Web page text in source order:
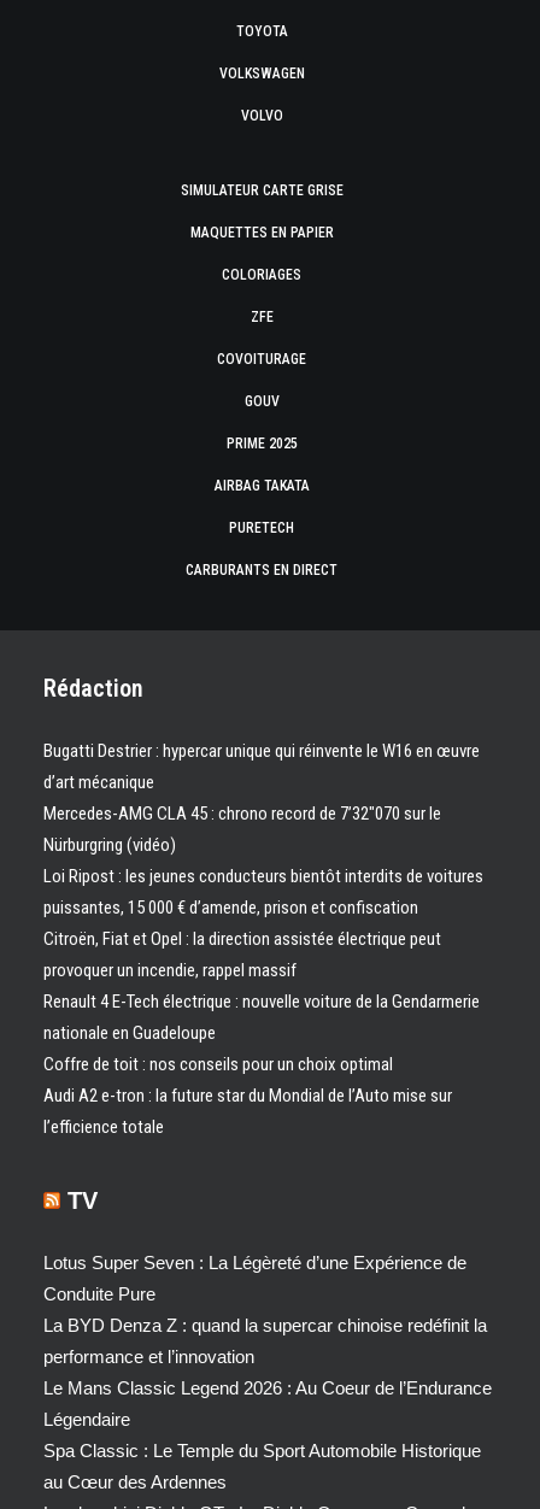
TOYOTA
VOLKSWAGEN
VOLVO
SIMULATEUR CARTE GRISE
MAQUETTES EN PAPIER
COLORIAGES
ZFE
COVOITURAGE
GOUV
PRIME 2025
AIRBAG TAKATA
PURETECH
CARBURANTS EN DIRECT
Rédaction
Bugatti Destrier : hypercar unique qui réinvente le W16 en œuvre
d’art mécanique
Mercedes-AMG CLA 45 : chrono record de 7’32″070 sur le
Nürburgring (vidéo)
Loi Ripost : les jeunes conducteurs bientôt interdits de voitures
puissantes, 15 000 € d’amende, prison et confiscation
Citroën, Fiat et Opel : la direction assistée électrique peut
provoquer un incendie, rappel massif
Renault 4 E-Tech électrique : nouvelle voiture de la Gendarmerie
nationale en Guadeloupe
Coffre de toit : nos conseils pour un choix optimal
Audi A2 e-tron : la future star du Mondial de l’Auto mise sur
l’efficience totale
TV
Lotus Super Seven : La Légèreté d’une Expérience de
Conduite Pure
La BYD Denza Z : quand la supercar chinoise redéfinit la
performance et l’innovation
Le Mans Classic Legend 2026 : Au Coeur de l’Endurance
Légendaire
Spa Classic : Le Temple du Sport Automobile Historique
au Cœur des Ardennes